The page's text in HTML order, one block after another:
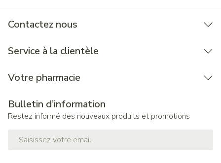
Contactez nous
Service à la clientèle
Votre pharmacie
Bulletin d’information
Restez informé des nouveaux produits et promotions